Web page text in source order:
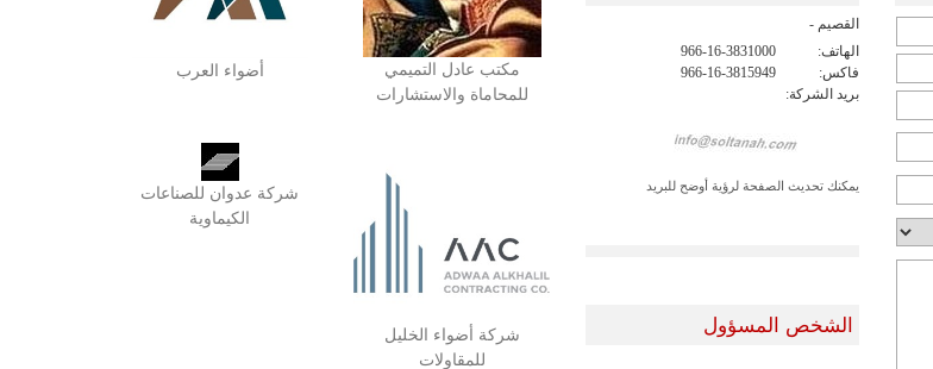
القصيم -
الهاتف:
966-16-3831000
فاكس:
966-16-3815949
بريد الشركة:
يمكنك تحديث الصفحة لرؤية أوضح للبريد
الشخص المسؤول
مكتب عادل التميمي
للمحاماة والاستشارات
أضواء العرب
شركة أضواء الخليل
للمقاولات
شركة عدوان للصناعات
الكيماوية